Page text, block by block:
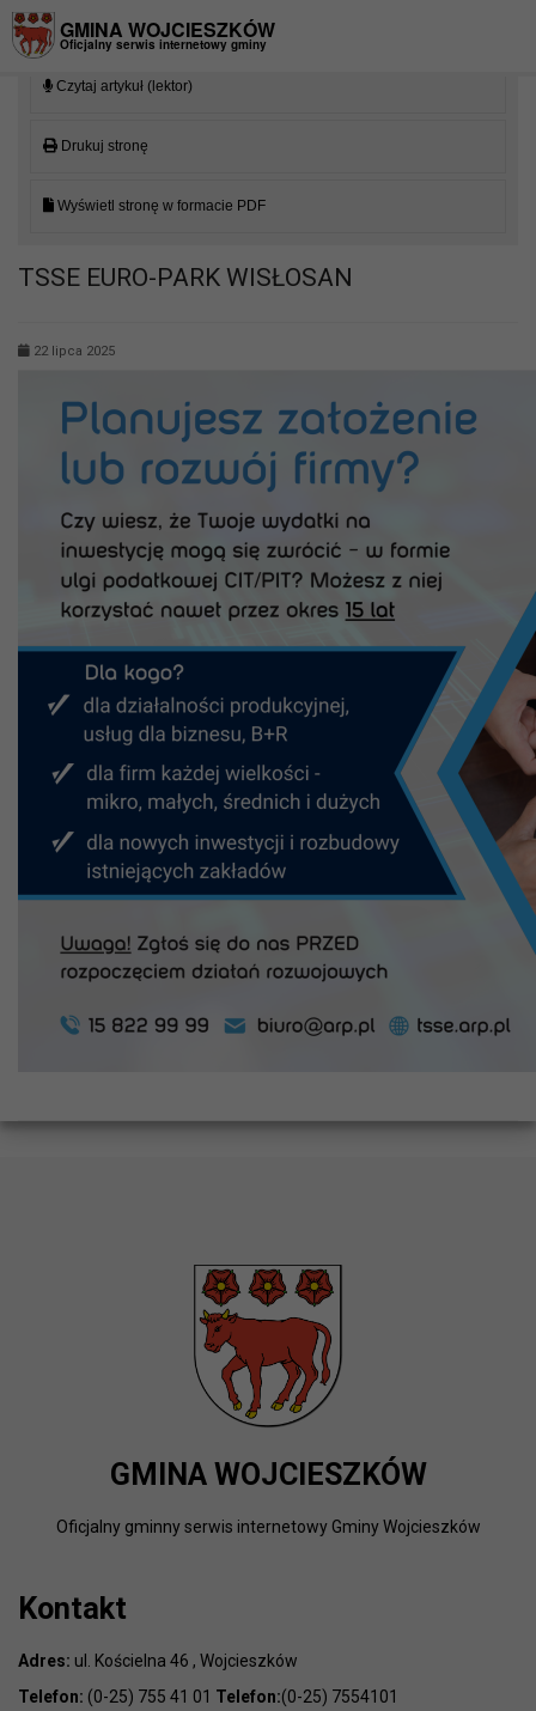
GMINA WOJCIESZKÓW
Oficjalny serwis internetowy gminy
Czytaj artykuł (lektor)
Drukuj stronę
Wyświetl stronę w formacie PDF
TSSE EURO-PARK WISŁOSAN
22 lipca 2025
GMINA WOJCIESZKÓW
Oficjalny gminny serwis internetowy Gminy Wojcieszków
Kontakt
Adres: ul. Kościelna 46 , Wojcieszków
Telefon: (0-25) 755 41 01 Telefon:(0-25) 7554101